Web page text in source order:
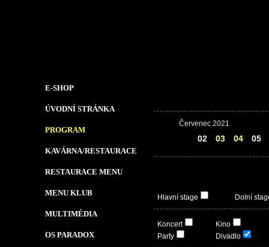
E-SHOP
ÚVODNÍ STRÁNKA
PROGRAM
KAVÁRNA/RESTAURACE
RESTAURACE MENU
MENU KLUB
MULTIMÉDIA
OS PARADOX
Červenec 2021
02 03 04 05
Hlavní stage Dolní
Koncert
Party
Kino
Divadlo